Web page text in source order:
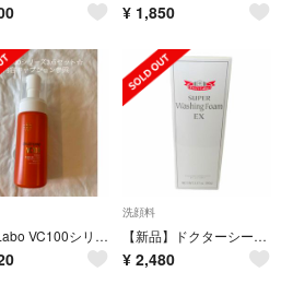
¥ 1,850
Dr.Ci.Labo VC100シリーズ ウォッシングフォーム他3点セット☆
洗顔料
【新品】ドクターシーラボ スーパーウォッシングフォームEX90g【洗顔フォーム】
¥ 2,480